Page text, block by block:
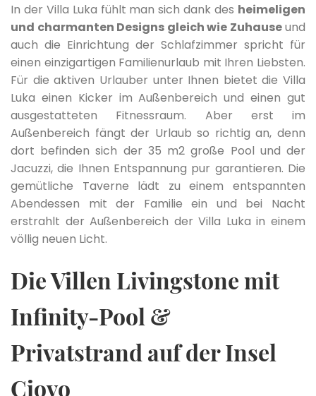
In der Villa Luka fühlt man sich dank des heimeligen
und charmanten Designs gleich wie Zuhauseund
auch die Einrichtung der Schlafzimmer spricht für
einen einzigartigen Familienurlaub mit Ihren Liebsten.
Für die aktiven Urlauber unter Ihnen bietet die Villa
Luka einen Kicker im Außenbereich und einen gut
ausgestatteten Fitnessraum. Aber erst im
Außenbereich fängt der Urlaub so richtig an, denn
dort befinden sich der 35 m2 große Pool und der
Jacuzzi, die Ihnen Entspannung pur garantieren. Die
gemütliche Taverne lädt zu einem entspannten
Abendessen mit der Familie ein und bei Nacht
erstrahlt der Außenbereich der Villa Luka in einem
völlig neuen Licht.
Die Villen Livingstone mit
Infinity-Pool &
Privatstrand auf der Insel
Ciovo